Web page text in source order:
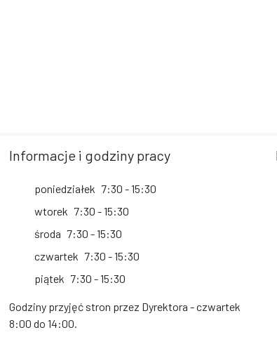
Informacje i godziny pracy
poniedziałek 7:30 - 15:30
wtorek 7:30 - 15:30
środa 7:30 - 15:30
czwartek 7:30 - 15:30
piątek 7:30 - 15:30
Godziny przyjęć stron przez Dyrektora - czwartek
8:00 do 14:00.